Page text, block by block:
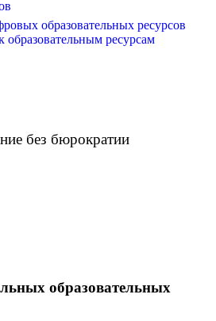
без бюрократии
образовательных